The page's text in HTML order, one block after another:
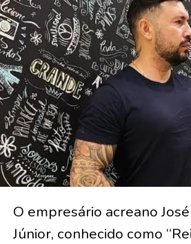
O empresário acreano
Júnior, conhecido como